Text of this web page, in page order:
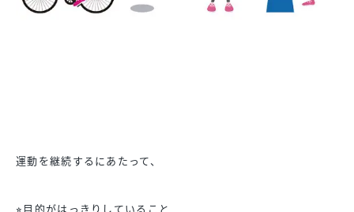
運動を継続するにあたって、
⭐︎目的がはっきりしていること